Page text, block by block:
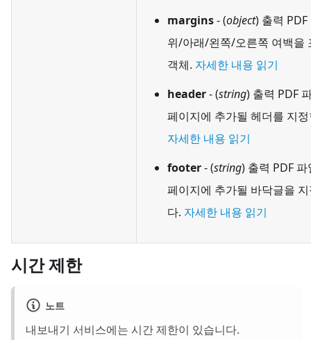
margins- (object) 출력
위/아래/왼쪽/오른쪽 여백을
객체. 자세한 내용 읽기
header- (string) 출력 PDF
페이지에 추가될 헤더를 지
자세한 내용 읽기
footer- (string) 출력 PDF
페이지에 추가될 바닥글을
다. 자세한 내용 읽기
시간 제한
노트
내보내기 서비스에는 시간 제한이 있습니다.